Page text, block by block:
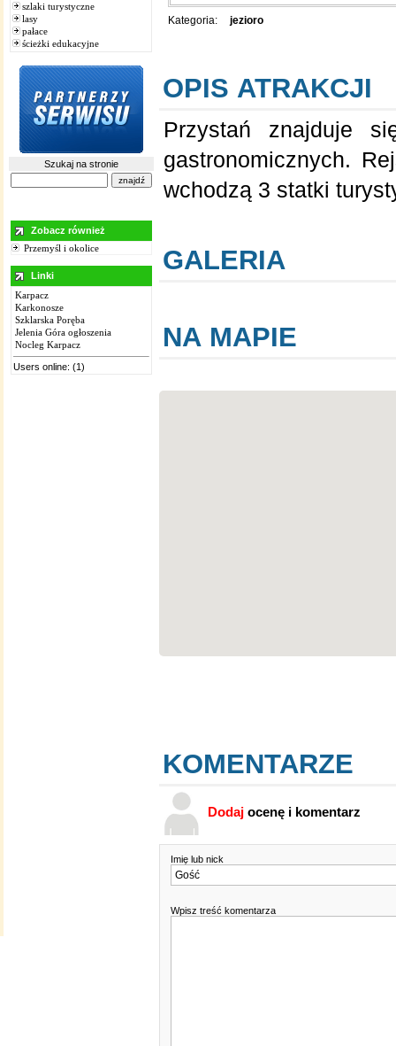
szlaki turystyczne
lasy
pałace
ścieżki edukacyjne
Szukaj na stronie
Zobacz również
Przemyśl i okolice
Linki
Karpacz
Karkonosze
Szklarska Poręba
Jelenia Góra ogłoszenia
Nocleg Karpacz
Users online: (1)
Kategoria: jezioro
OPIS ATRAKCJI
Przystań znajduje
gastronomicznych.
wchodzą 3 statki
GALERIA
NA MAPIE
KOMENTARZE
Dodajocenę i komentarz
Imię lub nick
Wpisz treść komentarza